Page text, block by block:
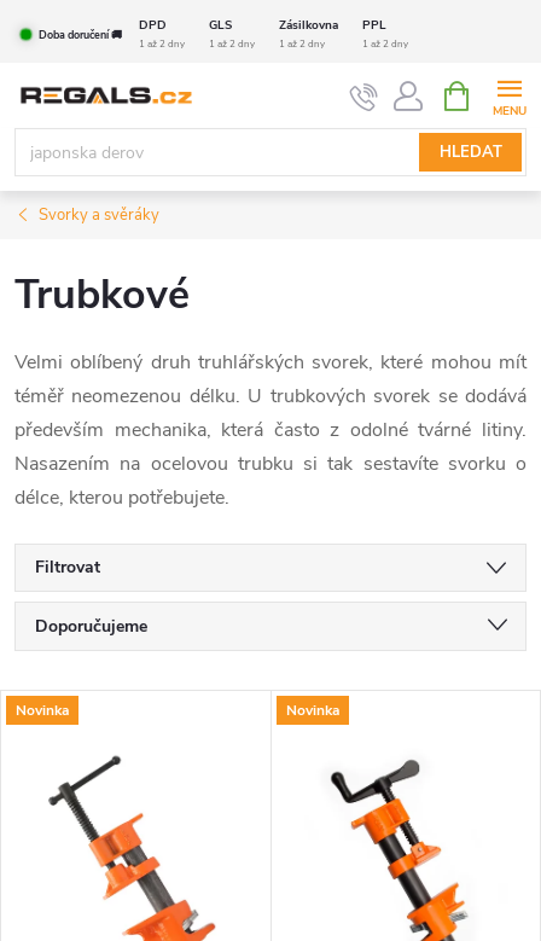
Doba doručení 🚚
DPD GLS Zásilkovna PPL
1 až 2 dny 1 až 2 dny 1 až 2 dny 1 až 2 dny
HLEDAT
NÁKUPNÍ
KOŠÍK
Svorky a svěráky
Trubkové
Velmi oblíbený druh truhlářských svorek, které mohou mít
téměř neomezenou délku. U trubkových svorek se dodává
především mechanika, která často z odolné tvárné litiny.
Nasazením na ocelovou trubku si tak sestavíte svorku o
délce, kterou potřebujete.
Filtrovat
Ř
a
Doporučujeme
Nejdražší
Nejprodávanější
Abecedně
V
Novinka Novinka